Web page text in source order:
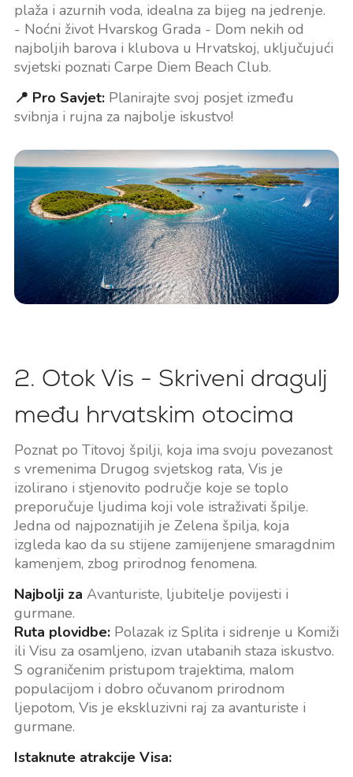
plaža i azurnih voda, idealna za bijeg na jedrenje.
- Noćni život Hvarskog Grada - Dom nekih od
najboljih barova i klubova u Hrvatskoj, uključujući
svjetski poznati Carpe Diem Beach Club.
📍 Pro Savjet:Planirajte svoj posjet između
svibnja i rujna za najbolje iskustvo!
2. Otok Vis - Skriveni dragulj
među hrvatskim otocima
Poznat po Titovoj špilji, koja ima svoju povezanost
s vremenima Drugog svjetskog rata, Vis je
izolirano i stjenovito područje koje se toplo
preporučuje ljudima koji vole istraživati špilje.
Jedna od najpoznatijih je Zelena špilja, koja
izgleda kao da su stijene zamijenjene smaragdnim
kamenjem, zbog prirodnog fenomena.
Najbolji za Avanturiste, ljubitelje povijesti i
gurmane.
Ruta plovidbe:Polazak iz Splita i sidrenje u Komiži
ili Visu za osamljeno, izvan utabanih staza iskustvo.
S ograničenim pristupom trajektima, malom
populacijom i dobro očuvanom prirodnom
ljepotom, Vis je ekskluzivni raj za avanturiste i
gurmane.
Istaknute atrakcije Visa: